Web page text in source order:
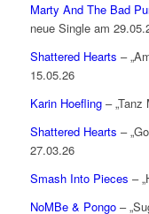
Marty And The Bad
neue Single am
Shattered Hearts –
15.05.26
Karin Hoefling– „Tanz
Shattered Hearts –
27.03.26
Smash Into Pieces –
NoMBe & Pongo–